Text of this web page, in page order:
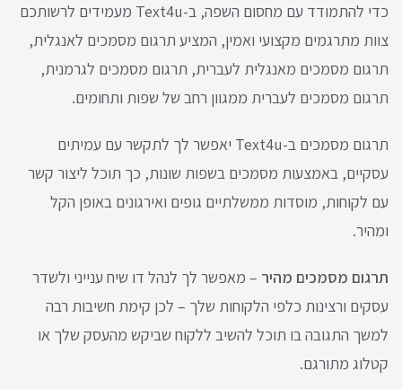
כדי להתמודד עם מחסום השפה, ב-Text4u מעמידים לרשותכם
צוות מתרגמים מקצועי ואמין, המציע תרגום מסמכים לאנגלית,
תרגום מסמכים מאנגלית לעברית, תרגום מסמכים לגרמנית,
תרגום מסמכים לעברית ממגוון רחב של שפות ותחומים.
תרגום מסמכים ב-Text4u יאפשר לך לתקשר עם עמיתים
עסקיים, באמצעות מסמכים בשפות שונות, כך תוכל ליצור קשר
עם לקוחות, מוסדות ממשלתיים גופים ואירגונים באופן הקל
ומהיר.
תרגום מסמכים מהיר – מאפשר לך לנהל דו שיח ענייני ולשדר
עסקים ורצינות כלפי הלקוחות שלך – לכן קימת חשיבות רבה
למשך התגובה בו תוכל להשיב ללקוח שביקש מהעסק שלך או
קטלוג מתורגם.